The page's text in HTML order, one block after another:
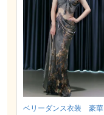
ベリーダンス衣装 豪華